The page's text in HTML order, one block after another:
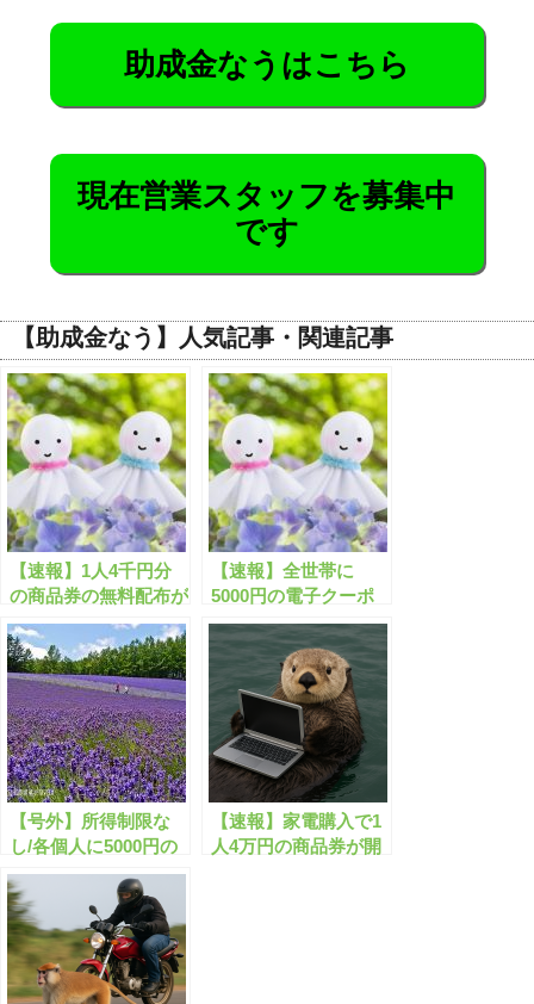
助成金なうはこちら
現在営業スタッフを募集中
です
【助成金なう】人気記事・関連記事
【速報】1人4千円分
の商品券の無料配布が
開始します！
【速報】全世帯に
5000円の電子クーポ
ン配布が開始します！
【号外】所得制限な
し/各個人に5000円の
クーポン配布が開始し
ます！
【速報】家電購入で1
人4万円の商品券が開